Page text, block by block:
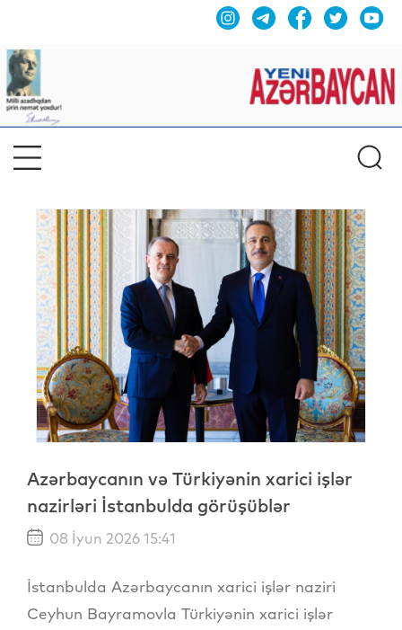
Azərbaycanın və Türkiyənin xarici işlər
nazirləri İstanbulda görüşüblər
08 İyun 2026 15:41
İstanbulda Azərbaycanın xarici işlər naziri
Ceyhun Bayramovla Türkiyənin xarici işlər